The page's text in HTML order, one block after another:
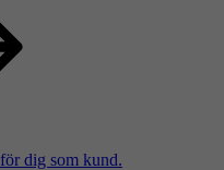
dig som kund.